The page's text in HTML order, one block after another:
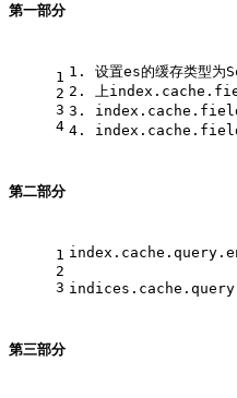
第一部分
1
2
3
4
1. 设置es的缓存类型为
2. 上
3.
4.
第二部分
1
2
3
第三部分